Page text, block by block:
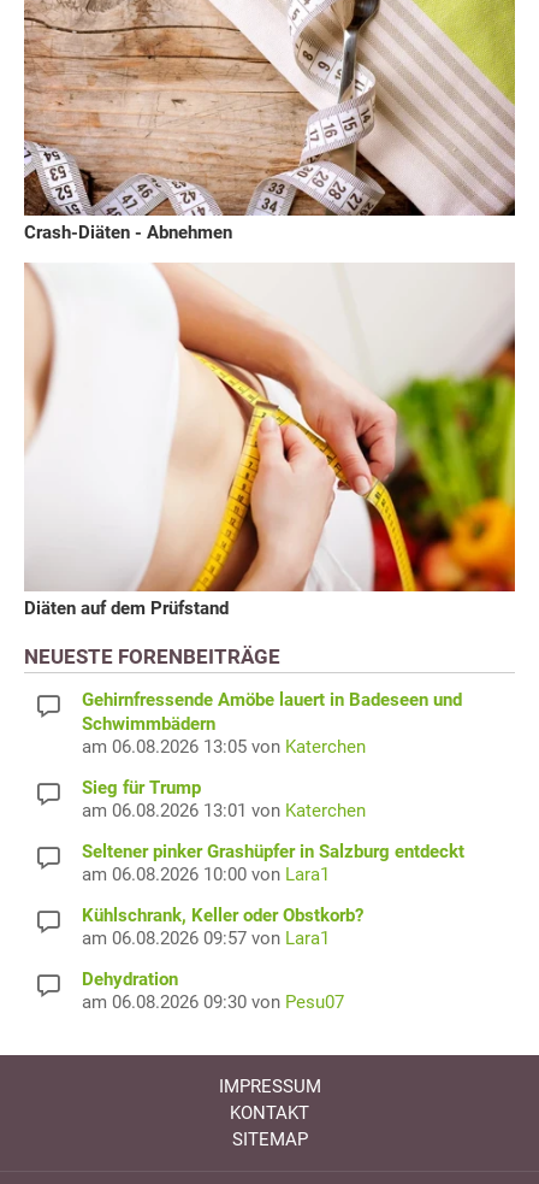
Crash-Diäten - Abnehmen
Diäten auf dem Prüfstand
NEUESTE FORENBEITRÄGE
Gehirnfressende Amöbe lauert in Badeseen und
Schwimmbädern
am 06.08.2026 13:05 von Katerchen
Sieg für Trump
am 06.08.2026 13:01 von Katerchen
Seltener pinker Grashüpfer in Salzburg entdeckt
am 06.08.2026 10:00 von Lara1
Kühlschrank, Keller oder Obstkorb?
am 06.08.2026 09:57 von Lara1
Dehydration
am 06.08.2026 09:30 von Pesu07
IMPRESSUM
KONTAKT
SITEMAP